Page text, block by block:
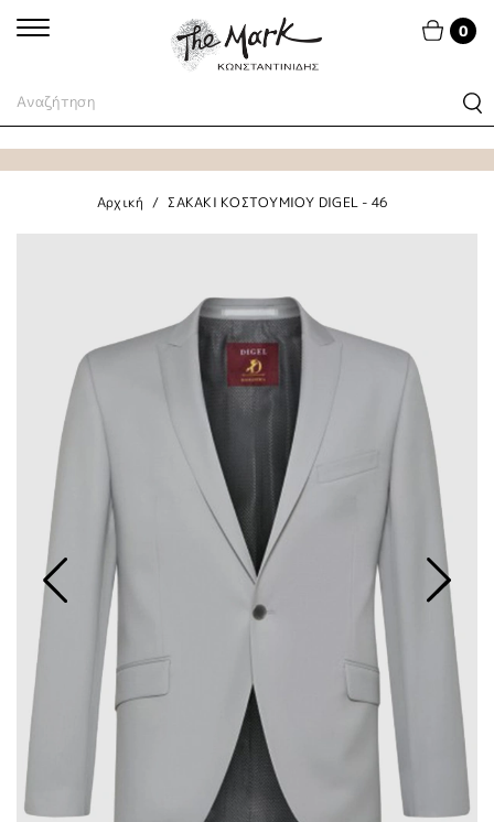
0
Αρχική ΣΑΚΑΚΙ ΚΟΣΤΟΥΜΙΟΥ DIGEL - 46